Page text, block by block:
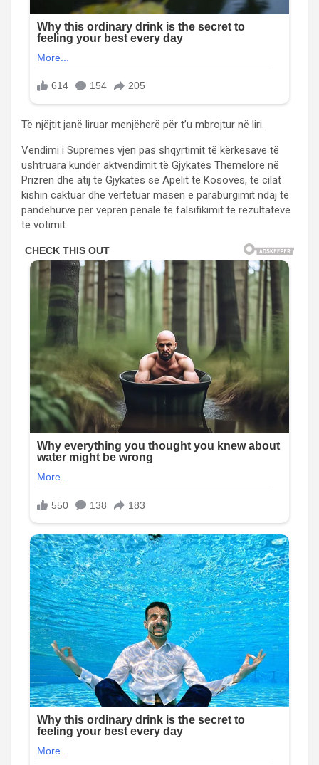
Të njëjtit janë liruar menjëherë për t’u mbrojtur në liri.
Vendimi i Supremes vjen pas shqyrtimit të kërkesave të
ushtruara kundër aktvendimit të Gjykatës Themelore në
Prizren dhe atij të Gjykatës së Apelit të Kosovës, të cilat
kishin caktuar dhe vërtetuar masën e paraburgimit ndaj të
pandehurve për veprën penale të falsifikimit të rezultateve
të votimit.